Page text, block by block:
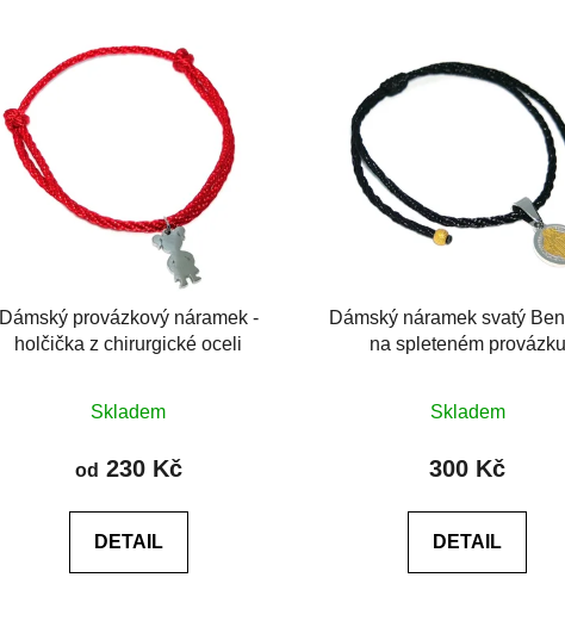
Dámský provázkový náramek -
holčička z chirurgické oceli
hodnocení
produktu
z
Skladem
od 230 Kč
DETAIL
Dámský náramek svatý
na spleteném provázku
hodnocení
produktu
z
Skladem
300 Kč
DETAIL